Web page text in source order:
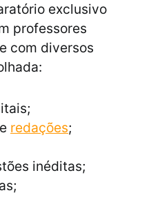
exclusivo
professores
com diversos
redações;
inéditas;